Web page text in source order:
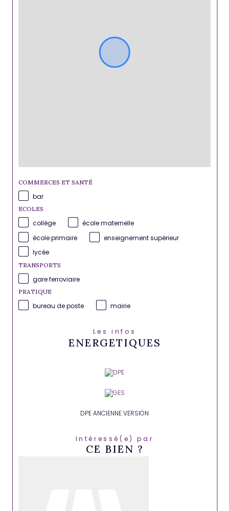
COMMERCES ET SANTÉ
bar
ECOLES
collège
école maternelle
école primaire
enseignement supérieur
lycée
TRANSPORTS
gare ferroviaire
PRATIQUE
bureau de poste mairie
Les infos
ENERGETIQUES
DPE ANCIENNE VERSION
Intéressé(e) par
CE BIEN ?